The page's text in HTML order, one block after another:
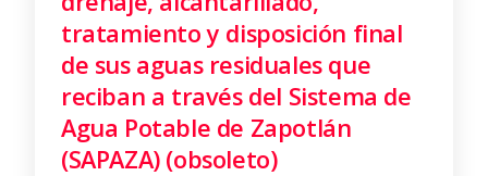
tratamiento y disposición final
de sus aguas residuales que
reciban a través del Sistema de
Agua Potable de Zapotlán
(SAPAZA) (obsoleto)